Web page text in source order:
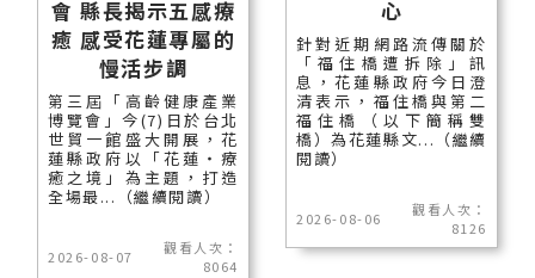
會 縣長揭示五感療
癒 感受花蓮專屬的
慢活步調
第三屆「高齡健康產業
博覽會」今(7)日於台北
世貿一館盛大開展，花
蓮縣政府以「花蓮‧療
癒之境」為主題，打造
全場最...（繼續閱讀）
2026-08-07
觀看人次：
8064
心
針對近期網路流傳關於
「福住橋遭拆除」訊
息，花蓮縣政府今日澄
清表示，福住橋與第二
福住橋（以下簡稱雙
橋）為花蓮縣文...（繼續
閱讀）
2026-08-06
觀看人次：
8126